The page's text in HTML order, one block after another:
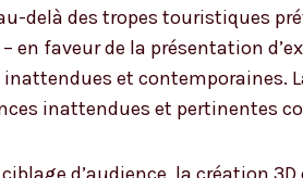
delà des tropes touristiques
en faveur de la présentation
et contemporaines.
inattendues et pertinentes